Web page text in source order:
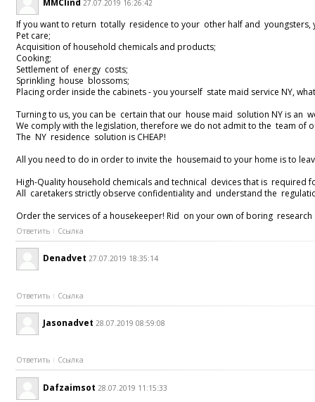
27.07.2019 16:26:42
If you want to return totally residence to your other half and youngsters,
Pet care;
Acquisition of household chemicals and products;
Cooking;
Settlement of energy costs;
Sprinkling house blossoms;
Placing order inside the cabinets - you yourself state maid service NY,
Turning to us, you can be certain that our house maid solution NY is an
We comply with the legislation, therefore we do not admit to the team
The NY residence solution is CHEAP!
All you need to do in order to invite the housemaid to your home is to
High-Quality household chemicals and technical devices that is required
All caretakers strictly observe confidentiality and understand the
Order the services of a housekeeper! Rid on your own of boring
Ответить Ссылка
Denadvet 27.07.2019 18:35:14
Ответить Ссылка
Jasonadvet 28.07.2019 08:59:08
Ответить Ссылка
Dafzaimsot 28.07.2019 11:15:33